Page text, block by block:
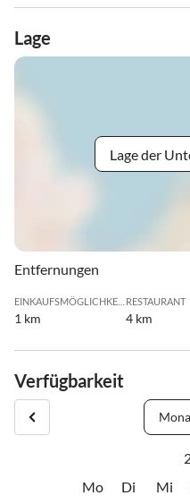
Lage
Lage der
Entfernungen
1 km
RESTAURANT
4 km
Verfügbarkeit
Mo
Di Mi